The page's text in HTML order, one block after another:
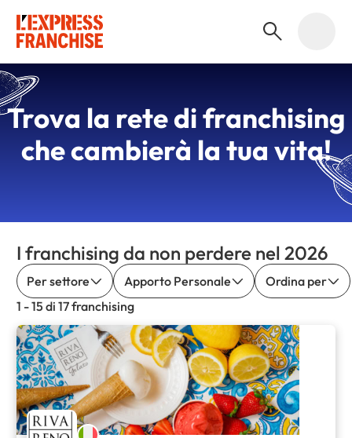
Trova la rete di franchising
che cambierà la tua vita!
I franchising da non perdere nel 2026
Per settore Apporto Personale
Ordina per
1 - 15 di 17 franchising